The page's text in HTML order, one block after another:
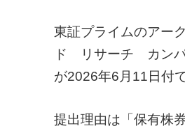
東証プライムのアー
ド リサーチ カンパ
が2026年6月11日付
提出理由は「保有株